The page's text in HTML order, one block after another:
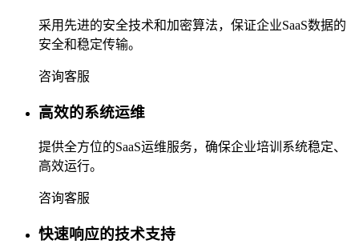
采用先进的安全技术和加密算法，保证企业SaaS数据的
安全和稳定传输。
咨询客服
高效的系统运维
提供全方位的SaaS运维服务，确保企业培训系统稳定、
高效运行。
咨询客服
快速响应的技术支持